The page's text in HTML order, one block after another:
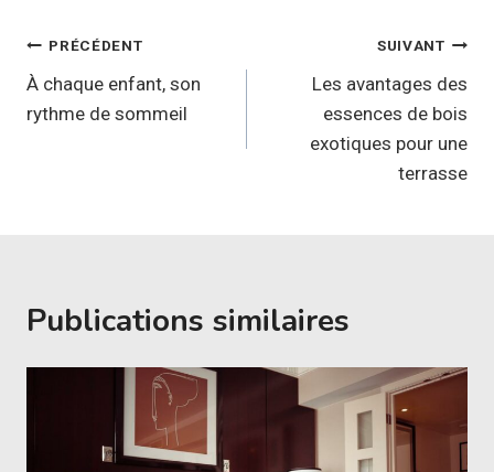
Navigation
de
l’article
PRÉCÉDENT
À chaque enfant, son
rythme de sommeil
SUIVANT
Les avantages des
essences de bois
exotiques pour une
terrasse
Publications similaires